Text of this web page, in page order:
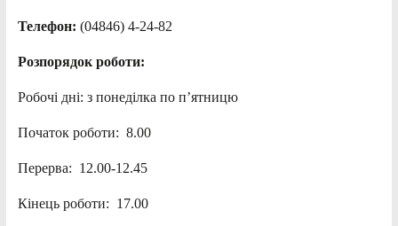
Телефон: (04846) 4-24-82
Розпорядок роботи:
Робочі дні: з понеділка по п’ятницю
Початок роботи: 8.00
Перерва: 12.00-12.45
Кінець роботи: 17.00